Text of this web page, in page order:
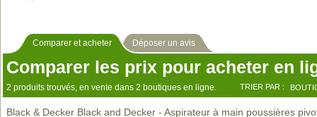
Comparer et acheter Déposer un avis
Comparer les prix pour acheter en
2 produits trouvés, en vente dans 2 boutiques en ligne. TRIER PAR :
Black & Decker Black and Decker - Aspirateur à main poussières